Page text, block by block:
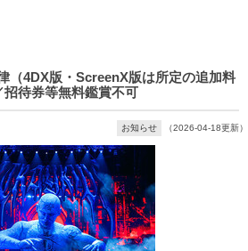
（4DX版・ScreenX版は所定の追加料
待券等無料鑑賞不可
お知らせ （2026-04-18更新）